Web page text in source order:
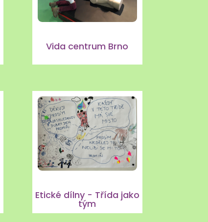
Vida centrum Brno
Etické dílny - Třída jako
tým